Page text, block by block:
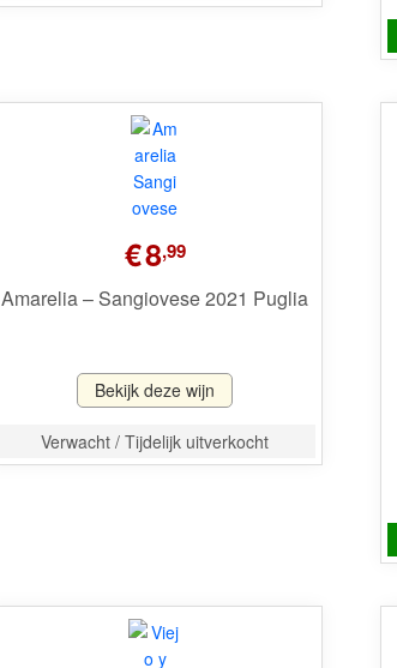
€8,99
Amarelia – Sangiovese 2021 Puglia
Bekijk deze wijn
Verwacht / Tijdelijk uitverkocht